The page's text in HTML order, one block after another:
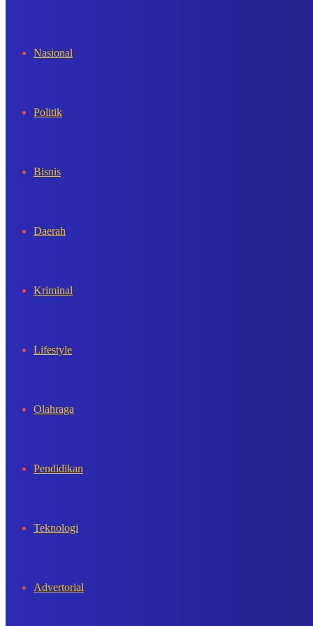
Nasional
Politik
Bisnis
Daerah
Kriminal
Lifestyle
Olahraga
Pendidikan
Teknologi
Advertorial